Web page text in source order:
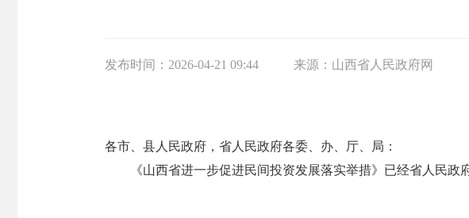
发布时间： 2026-04-21 09:44 来源： 山西省人民政府网
各市、县人民政府，省人民政府各委、办、厅、局：
《山西省进一步促进民间投资发展落实举措》已经省人民政